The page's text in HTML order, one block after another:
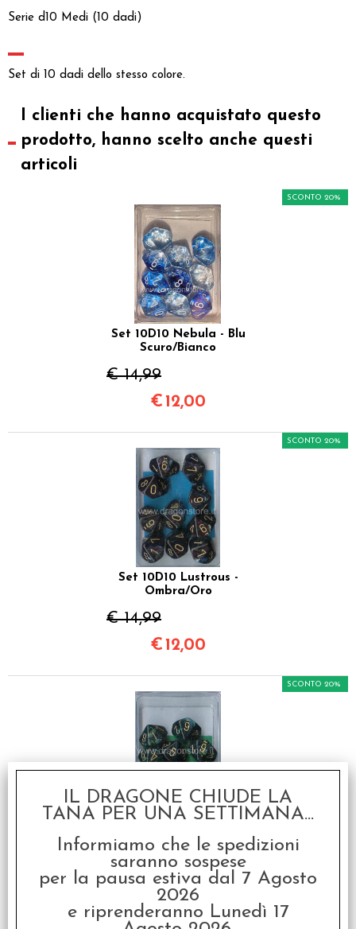
Serie d10 Medi (10 dadi)
Set di 10 dadi dello stesso colore.
I clienti che hanno acquistato questo
prodotto, hanno scelto anche questi
articoli
Set 10D10 Nebula - Blu
Scuro/Bianco
€ 14,99
SCONTO 20%
€ 12,00
Set 10D10 Lustrous -
Ombra/Oro
€ 14,99
SCONTO 20%
€ 12,00
Set 10D10 Scarab -
Giada/Oro
€ 14,99
SCONTO 20%
€12,00
IL DRAGONE CHIUDE LA
TANA PER UNA SETTIMANA...
Informiamo che le spedizioni
saranno sospese
per la pausa estiva dal 7 Agosto
2026
e riprenderanno Lunedì 17